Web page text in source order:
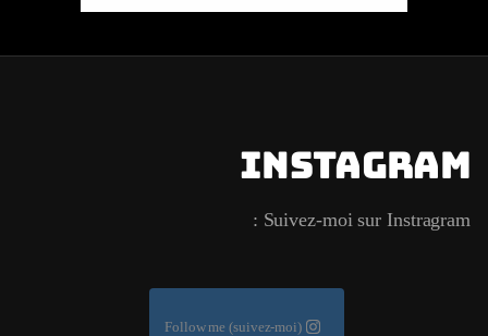
Instagram
Suivez-moi sur Instragram :
Follow me (suivez-moi)